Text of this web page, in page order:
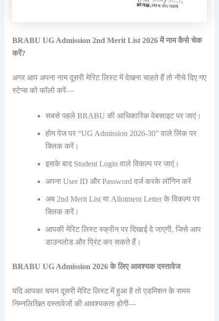
BRABU UG Admission 2nd Merit List 2026 में नाम कैसे चेक
करें?
अगर आप अपना नाम दूसरी मेरिट लिस्ट में देखना चाहते हैं तो नीचे दिए गए
स्टेप्स को फॉलो करें—
सबसे पहले BRABU की आधिकारिक वेबसाइट पर जाएं।
होम पेज पर “UG Admission 2026-30” वाले लिंक पर
क्लिक करें।
इसके बाद Student Login वाले विकल्प पर जाएं।
अपना User ID और Password दर्ज करके लॉगिन करें
अब 2nd Merit List या Allotment Letter के विकल्प पर
क्लिक करें।
आपकी मेरिट लिस्ट स्क्रीन पर दिखाई दे जाएगी, जिसे आप
डाउनलोड और प्रिंट कर सकते हैं।
BRABU UG Admission 2026 के लिए आवश्यक दस्तावेज
यदि आपका चयन दूसरी मेरिट लिस्ट में हुआ है तो एडमिशन के समय
निम्नलिखित दस्तावेजों की आवश्यकता होगी—